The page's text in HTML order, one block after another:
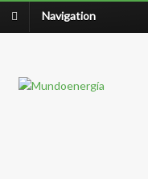
Navigation